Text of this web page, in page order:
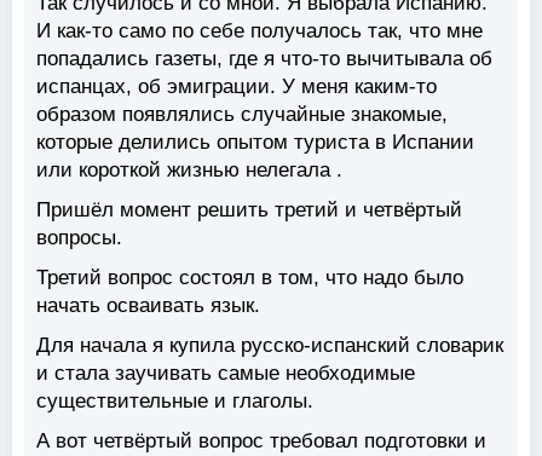
И как-то само по себе получалось так, что мне
попадались газеты, где я что-то вычитывала об
испанцах, об эмиграции. У меня каким-то
образом появлялись случайные знакомые,
которые делились опытом туриста в Испании
или короткой жизнью нелегала .
Пришёл момент решить третий и четвёртый
вопросы.
Третий вопрос состоял в том, что надо было
начать осваивать язык.
Для начала я купила русско-испанский словарик
и стала заучивать самые необходимые
существительные и глаголы.
А вот четвёртый вопрос требовал подготовки и